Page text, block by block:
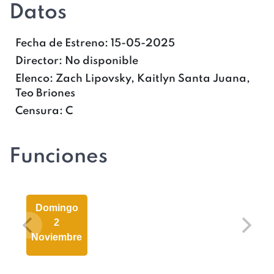
Datos
Fecha de Estreno: 15-05-2025
Director: No disponible
Elenco: Zach Lipovsky, Kaitlyn Santa Juana,
Teo Briones
Censura: C
Funciones
Domingo
2
Noviembre